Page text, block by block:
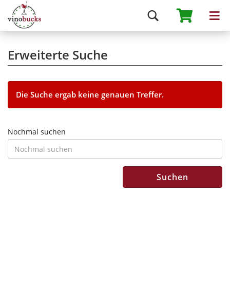
Erweiterte Suche
Die Suche ergab keine genauen Treffer.
Nochmal suchen
Suchen